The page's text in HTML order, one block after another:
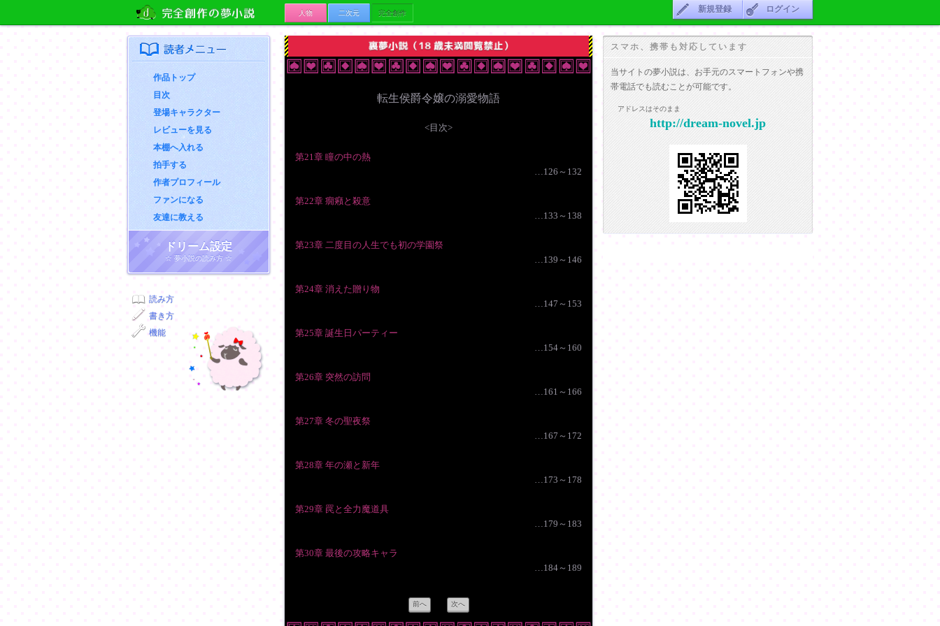
の夢小説
人物 二次元 完全創作 新規登録 ログイン
読者メニュー
作品トップ
目次
登場キャラクター
レビューを見る
本棚へ入れる
拍手する
作者プロフィール
ファンになる
友達に教える
ドリーム設定
☆ 夢小説の読み方 ☆
読み方
書き方
機能
転生侯爵令嬢の溺愛物語
<目次>
第21章 瞳の中の熱
…126～132
第22章 癇癪と殺意
…133～138
第23章 二度目の人生でも初の学園祭
…139～146
第24章 消えた贈り物
…147～153
第25章 誕生日パーティー
…154～160
第26章 突然の訪問
…161～166
第27章 冬の聖夜祭
…167～172
第28章 年の瀬と新年
…173～178
第29章 罠と全力魔道具
…179～183
第30章 最後の攻略キャラ
…184～189
前へ 次へ
スマホ、携帯も対応しています
当サイトの夢小説は、お手元のスマートフォンや携
帯電話でも読むことが可能です。
アドレスはそのまま
http://dream-novel.jp